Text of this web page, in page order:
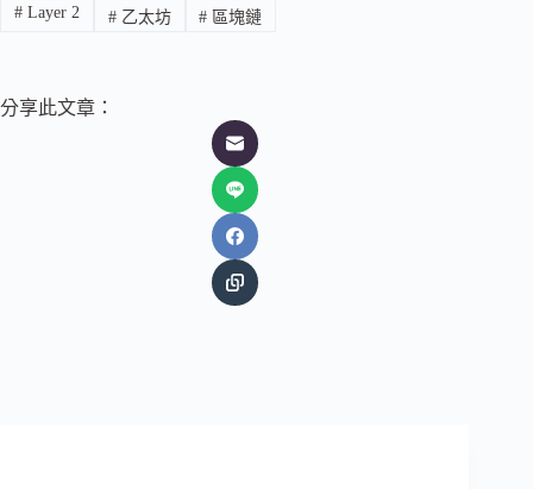
#Layer 2 #乙太坊 # 區塊鏈
分享此文章：